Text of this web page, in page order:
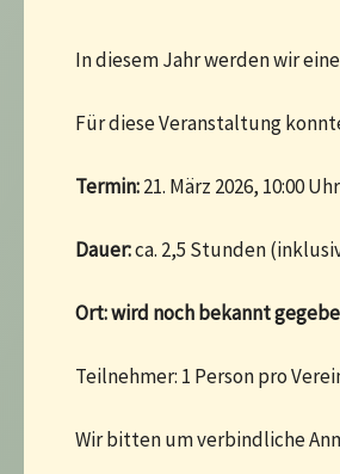
In diesem Jahr werden wir
Für diese Veranstaltung
Termin:21. März 2026, 10:00 Uhr
Dauer:ca. 2,5 Stunden
Ort: wird noch bekannt
Teilnehmer: 1 Person pro
Wir bitten um verbindliche